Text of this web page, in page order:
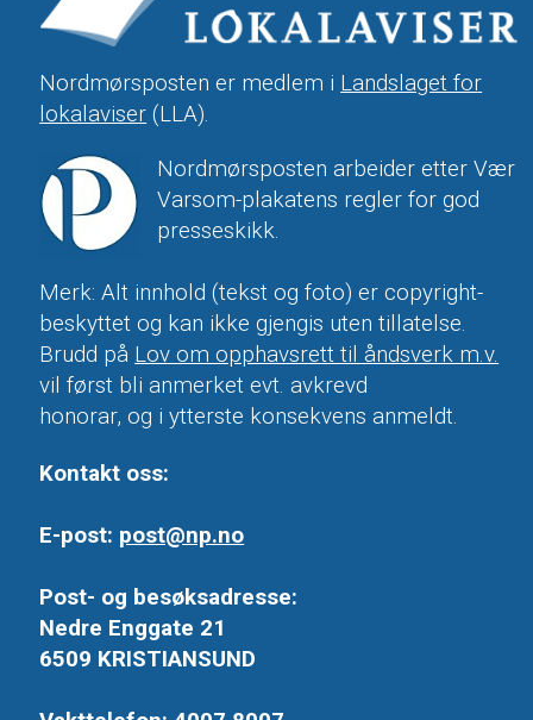
Nordmørsposten er medlem i Landslaget for
lokalaviser (LLA).
Nordmørsposten arbeider etter Vær
Varsom-plakatens regler for god
presseskikk.
Merk: Alt innhold (tekst og foto) er copyright-
beskyttet og kan ikke gjengis uten tillatelse.
Brudd på Lov om opphavsrett til åndsverk m.v.
vil først bli anmerket evt. avkrevd
honorar, og i ytterste konsekvens anmeldt.
Kontakt oss:
E-post: post@np.no
Post- og besøksadresse:
Nedre Enggate 21
6509 KRISTIANSUND